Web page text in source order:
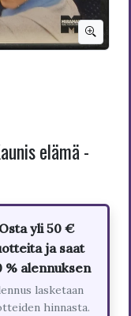
elämä -
Osta yli 50 €
ja saat
% alennuksen
lasketaan
hinnasta.